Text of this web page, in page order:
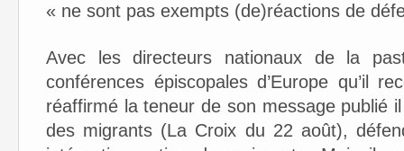
« ne sont pas exempts (de)réactions de
Avec les directeurs nationaux de la
conférences épiscopales d’Europe qu’il
réaffirmé la teneur de son message publié
des migrants (La Croix du 22 août),